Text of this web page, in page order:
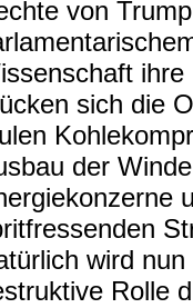
von
sich die
der
wird
Rolle